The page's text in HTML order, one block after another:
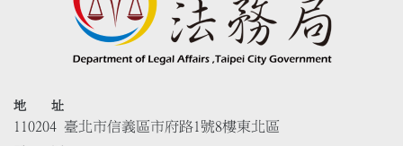
地 址
110204 臺北市信義區市府路1號8樓東北區